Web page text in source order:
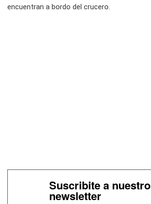
encuentran a bordo del crucero.
Suscribite a nuestro
newsletter